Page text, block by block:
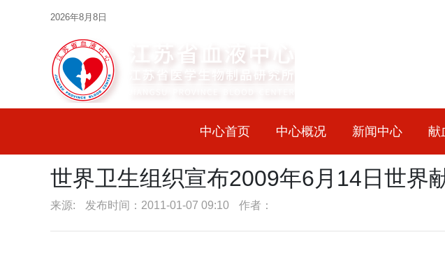
2026年8月8日
中心首页 中心概况 新闻中心 献
世界卫生组织宣布2009年6月14日世界
来源: 发布时间：2011-01-07 09:10 作者：